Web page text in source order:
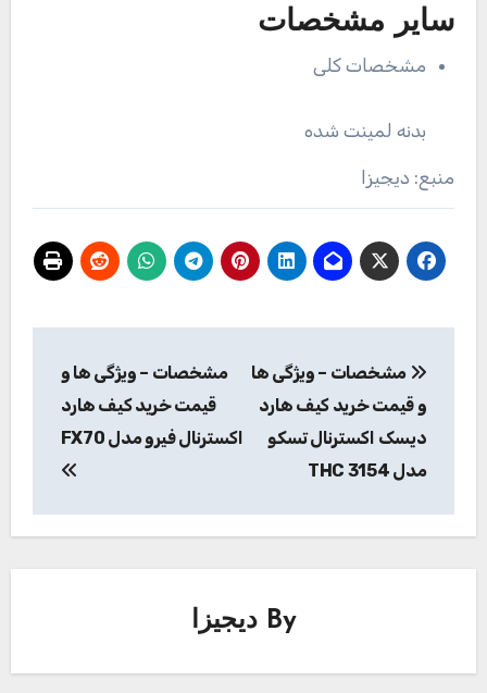
سایر مشخصات
مشخصات کلی
بدنه لمینت شده
منبع: دیجیزا
نوشته
مشخصات – ویژگی ها
و قیمت خرید کیف هارد
دیسک اکسترنال تسکو
مدل THC 3154
مشخصات – ویژگی ها و
قیمت خرید کیف هارد
اکسترنال فیرو مدل FX70
By دیجیزا